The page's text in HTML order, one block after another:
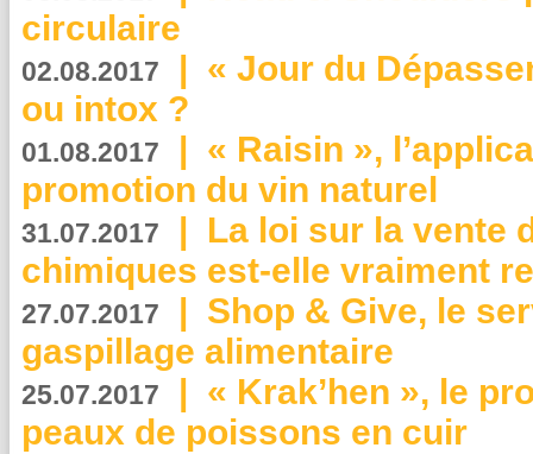
circulaire
02.08.2017 | « Jour du
ou intox ?
01.08.2017 | « Raisin »,
promotion du vin naturel
31.07.2017 | La loi sur la vente
chimiques est-elle vraiment
27.07.2017 | Shop & Give, le
gaspillage alimentaire
25.07.2017 | « Krak’hen », le
peaux de poissons en cuir